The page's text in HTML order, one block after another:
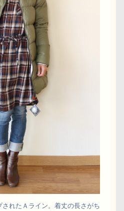
れたＡライン。着丈の長さがち